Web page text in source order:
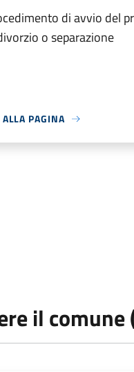
di avvio del
o separazione
PAGINA
il comune